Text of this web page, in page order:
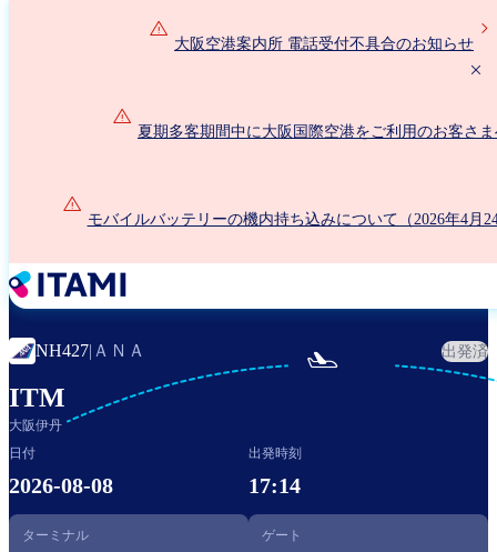
大阪空港案内所 電話受付不具合のお知らせ
夏期多客期間中に大阪国際空港をご利用のお客さ
モバイルバッテリーの機内持ち込みについて（2026年4月
NH427| ＡＮＡ 出発済
ITM
大阪伊丹

日付
2026-08-08
出発時刻
17:14
ターミナル ゲート